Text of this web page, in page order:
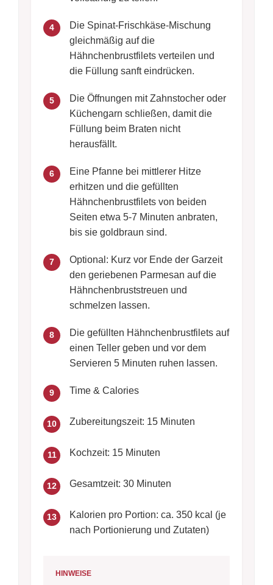
4
Die Spinat-Frischkäse-Mischung
gleichmäßig auf die
Hähnchenbrustfilets verteilen und
die Füllung sanft eindrücken.
5
Die Öffnungen mit Zahnstocher oder
Küchengarn schließen, damit die
Füllung beim Braten nicht
herausfällt.
6
Eine Pfanne bei mittlerer Hitze
erhitzen und die gefüllten
Hähnchenbrustfilets von beiden
Seiten etwa 5-7 Minuten anbraten,
bis sie goldbraun sind.
7
Optional: Kurz vor Ende der Garzeit
den geriebenen Parmesan auf die
Hähnchenbruststreuen und
schmelzen lassen.
8
Die gefüllten Hähnchenbrustfilets auf
einen Teller geben und vor dem
Servieren 5 Minuten ruhen lassen.
9 Time & Calories
10 Zubereitungszeit: 15 Minuten
11 Kochzeit: 15 Minuten
12 Gesamtzeit: 30 Minuten
13
Kalorien pro Portion: ca. 350 kcal (je
nach Portionierung und Zutaten)
HINWEISE